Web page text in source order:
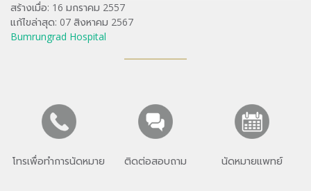
สร้างเมื่อ: 16 มกราคม 2557
แก้ไขล่าสุด: 07 สิงหาคม 2567
Bumrungrad Hospital
โทรเพื่อทำการนัดหมาย ติดต่อสอบถาม นัดหมายแพทย์